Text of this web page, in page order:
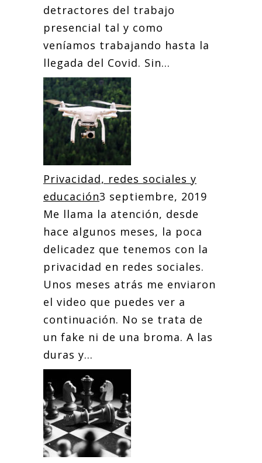
detractores del trabajo
presencial tal y como
veníamos trabajando hasta la
llegada del Covid. Sin...
Privacidad, redes sociales y
educación3 septiembre, 2019
Me llama la atención, desde
hace algunos meses, la poca
delicadez que tenemos con la
privacidad en redes sociales.
Unos meses atrás me enviaron
el video que puedes ver a
continuación. No se trata de
un fake ni de una broma. A las
duras y...